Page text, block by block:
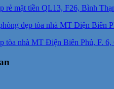
rẻ mặt tiền QL13, F26, Bình
tòa nhà MT Điện Biên Phủ, F.